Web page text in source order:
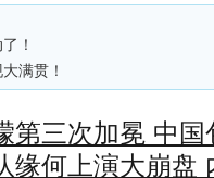
！
满贯！
第三次加冕 中
缘何上演大崩盘